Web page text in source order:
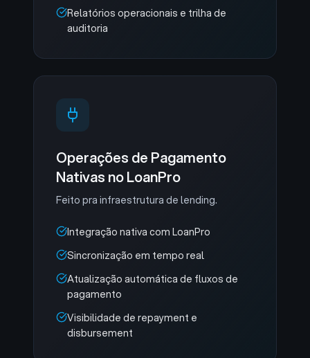
Relatórios operacionais e trilha de
auditoria
Operações de Pagamento
Nativas no LoanPro
Feito pra infraestrutura de lending.
Integração nativa com LoanPro
Sincronização em tempo real
Atualização automática de fluxos de
pagamento
Visibilidade de repayment e
disbursement